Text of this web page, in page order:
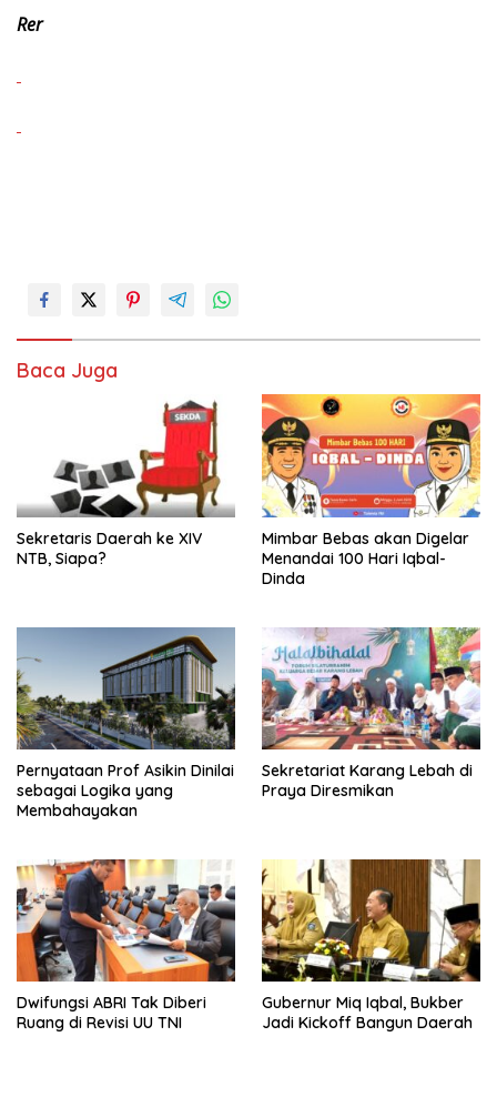
Rer
Baca Juga
Sekretaris Daerah ke XIV
NTB, Siapa?
Mimbar Bebas akan Digelar
Menandai 100 Hari Iqbal-
Dinda
Pernyataan Prof Asikin Dinilai
sebagai Logika yang
Membahayakan
Sekretariat Karang Lebah di
Praya Diresmikan
Dwifungsi ABRI Tak Diberi
Ruang di Revisi UU TNI
Gubernur Miq Iqbal, Bukber
Jadi Kickoff Bangun Daerah